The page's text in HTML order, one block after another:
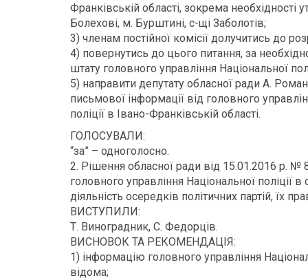
Франківській області, зокрема необхідності
Болехові, м. Бурштині, с-щі Заболотів;
3) членам постійної комісії долучитись до
4) повернутись до цього питання, за
штату головного управління Національної
5) направити депутату обласної ради А.
письмової інформації від головного
поліції в Івано-Франківській області.
ГОЛОСУВАЛИ:
“за” – одноголосно.
2. Рішення обласної ради від 15.01.2016 р. №
головного управління Національної поліції
діяльність осередків політичних партій, їх
ВИСТУПИЛИ:
Т. Виноградник, С. Федорців.
ВИСНОВОК ТА РЕКОМЕНДАЦІЯ:
1) інформацію головного управління
відома;